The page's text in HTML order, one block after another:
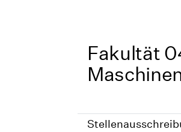
Fakultät